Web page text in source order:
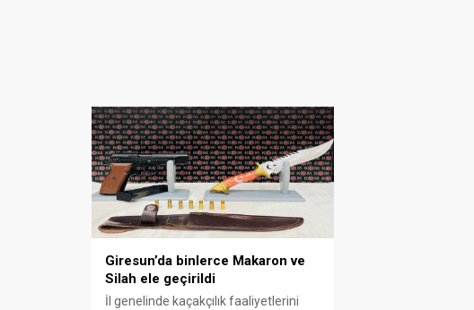
Giresun’da binlerce Makaron ve
Silah ele geçirildi
İl genelinde kaçakçılık faaliyetlerini